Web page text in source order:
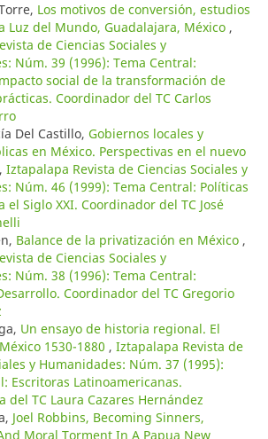
Los motivos de conversión, estudios
Luz del Mundo, Guadalajara, México ,
de Ciencias Sociales y
Núm. 39 (1996): Tema Central:
social de la transformación de
Coordinador del TC Carlos
Del Castillo, Gobiernos locales y
en México. Perspectivas en el nuevo
, Iztapalapa Revista de Ciencias Sociales y
Núm. 46 (1999): Tema Central: Políticas
el Siglo XXI. Coordinador del TC José
Balance de la privatización en México ,
de Ciencias Sociales y
Núm. 38 (1996): Tema Central:
Coordinador del TC Gregorio
Un ensayo de historia regional. El
1530-1880 , Iztapalapa Revista de
y Humanidades: Núm. 37 (1995):
Escritoras Latinoamericanas.
del TC Laura Cazares Hernández
Joel Robbins, Becoming Sinners,
Moral Torment In A Papua New